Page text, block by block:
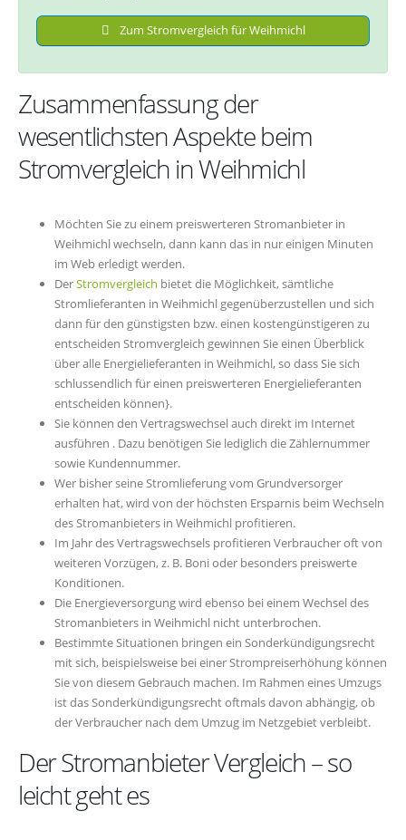
Zum Stromvergleich für Weihmichl
Zusammenfassung der
wesentlichsten Aspekte beim
Stromvergleich in Weihmichl
Möchten Sie zu einem preiswerteren Stromanbieter in
Weihmichl wechseln, dann kann das in nur einigen Minuten
im Web erledigt werden.
DerStromvergleich bietet die Möglichkeit, sämtliche
Stromlieferanten in Weihmichl gegenüberzustellen und sich
dann für den günstigsten bzw. einen kostengünstigeren zu
entscheiden Stromvergleich gewinnen Sie einen Überblick
über alle Energielieferanten in Weihmichl, so dass Sie sich
schlussendlich für einen preiswerteren Energielieferanten
entscheiden können}.
Sie können den Vertragswechsel auch direkt im Internet
ausführen . Dazu benötigen Sie lediglich die Zählernummer
sowie Kundennummer.
Wer bisher seine Stromlieferung vom Grundversorger
erhalten hat, wird von der höchsten Ersparnis beim Wechseln
des Stromanbieters in Weihmichl profitieren.
Im Jahr des Vertragswechsels profitieren Verbraucher oft von
weiteren Vorzügen, z. B. Boni oder besonders preiswerte
Konditionen.
Die Energieversorgung wird ebenso bei einem Wechsel des
Stromanbieters in Weihmichl nicht unterbrochen.
Bestimmte Situationen bringen ein Sonderkündigungsrecht
mit sich, beispielsweise bei einer Strompreiserhöhung können
Sie von diesem Gebrauch machen. Im Rahmen eines Umzugs
ist das Sonderkündigungsrecht oftmals davon abhängig, ob
der Verbraucher nach dem Umzug im Netzgebiet verbleibt.
Der Stromanbieter Vergleich – so
leicht geht es